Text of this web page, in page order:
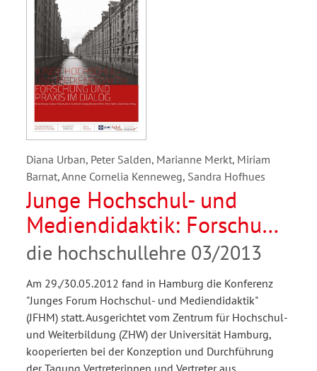
Diana Urban, Peter Salden, Marianne Merkt, Miriam
Barnat, Anne Cornelia Kenneweg, Sandra Hofhues
Junge Hochschul- und
Mediendidaktik: Forschung
und Praxis im Dialog
die hochschullehre 03/2013
Am 29./30.05.2012 fand in Hamburg die Konferenz
"Junges Forum Hochschul- und Mediendidaktik"
(JFHM) statt. Ausgerichtet vom Zentrum für Hochschul-
und Weiterbildung (ZHW) der Universität Hamburg,
kooperierten bei der Konzeption und Durchführung
der Tagung Vertreterinnen und Vertreter aus